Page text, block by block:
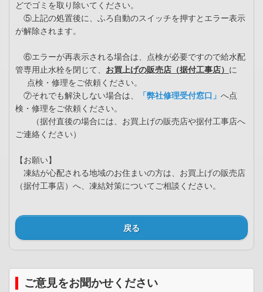
どでゴミを取り除いてください。
⑤上記の処置後に、ふろ自動のスイッチを押すとエラー表示
が解除されます。
⑥エラーが再表示される場合は、点検が必要ですので給水配
管専用止水栓を閉じて、 お買上げの販売店（据付工事店） に
点検・修理をご依頼ください。
⑦それでも解決しない場合は、
「弊社修理受付窓口」 へ点
検・修理をご依頼ください。
（据付直後の場合には、お買上げの販売店や据付工事店へ
ご連絡ください）
【お願い】
凍結が心配される地域のお住まいの方は、お買上げの販売店
（据付工事店）へ、凍結対策についてご相談ください。
戻る
ご意見をお聞かせください